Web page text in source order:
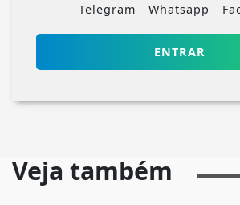
Telegram Whatsapp
ENTRAR
Veja também